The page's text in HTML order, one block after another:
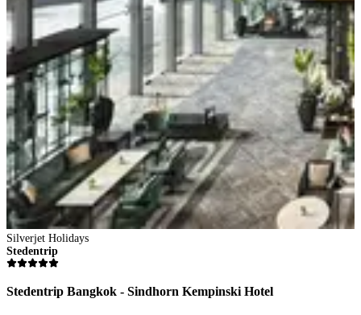
Silverjet Holidays
Stedentrip
Stedentrip Bangkok - Sindhorn Kempinski Hotel